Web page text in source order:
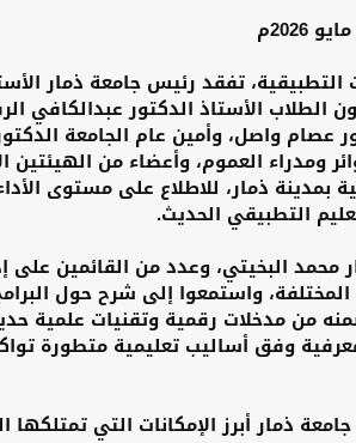
التطبيقية، تفقد رئيس جامعة ذمار
الأستاذ الدكتور عبدالكافي
عصام واصل، وأمين عام الجامعة
ومدراء العموم، وأعضاء من الهيئتين
بمدينة ذمار، للاطلاع على مستوى
التطبيقي الحديث.
البخيتي، وعدد من القائمين على
واستمعوا إلى شرح حول
من مدخلات رقمية وتقنيات علمية
وفق أساليب تعليمية متطورة
ذمار أبرز الإمكانات التي تمتلكها